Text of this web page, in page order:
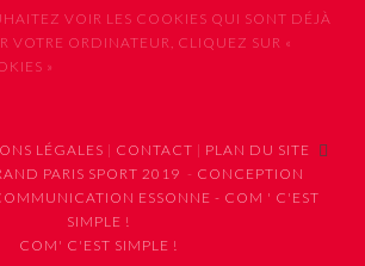
VOIR LES COOKIES QUI SONT DÉJÀ
VOTRE ORDINATEUR, CLIQUEZ SUR «
»
LÉGALES | CONTACT | PLAN DU SITE
PARIS SPORT 2019 - CONCEPTION
COM' C'EST SIMPLE !